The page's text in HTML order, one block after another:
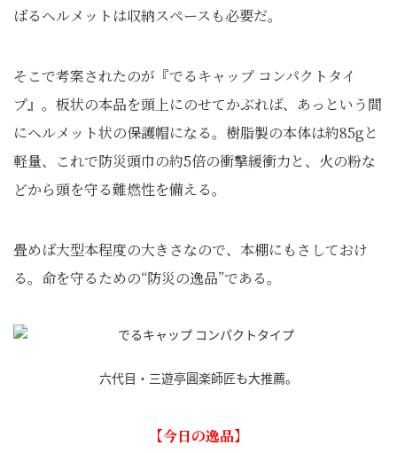
ばるヘルメットは収納スペースも必要だ。
そこで考案されたのが『でるキャップ コンパクトタイ
プ』。板状の本品を頭上にのせてかぶれば、あっという間
にヘルメット状の保護帽になる。樹脂製の本体は約85gと
軽量、これで防災頭巾の約5倍の衝撃緩衝力と、火の粉な
どから頭を守る難燃性を備える。
畳めば大型本程度の大きさなので、本棚にもさしておけ
る。命を守るための“防災の逸品”である。
六代目・三遊亭圓楽師匠も大推薦。
【今日の逸品】